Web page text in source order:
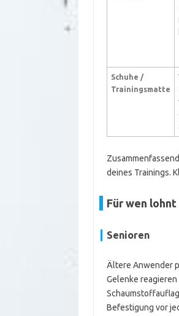
Schuhe /
Trainingsmatte
deines Trainings.
Für wen
Senioren
Ältere Anwender
Gelenke
Befestigung vor